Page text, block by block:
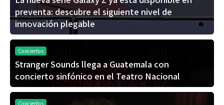
preventa: descubre el siguiente nivel de
innovación plegable
Conciertos
Stranger Sounds llega a Guatemala con
concierto sinfónico en el Teatro Nacional
Conciertos